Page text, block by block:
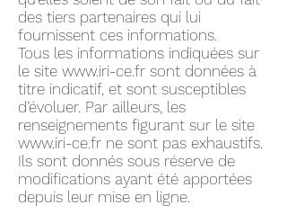
des tiers partenaires qui lui
fournissent ces informations.
Tous les informations indiquées sur
le site www.iri-ce.fr sont données à
titre indicatif, et sont susceptibles
d’évoluer. Par ailleurs, les
renseignements figurant sur le site
www.iri-ce.fr ne sont pas exhaustifs.
Ils sont donnés sous réserve de
modifications ayant été apportées
depuis leur mise en ligne.